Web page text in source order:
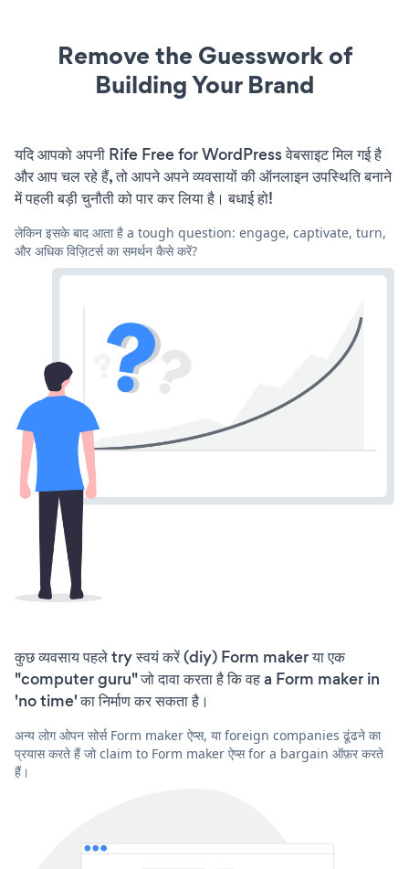
Remove the Guesswork of
Building Your Brand
यदि आपको अपनी Rife Free for WordPress वेबसाइट मिल गई है
और आप चल रहे हैं, तो आपने अपने व्यवसायों की ऑनलाइन उपस्थिति बनाने
में पहली बड़ी चुनौती को पार कर लिया है। बधाई हो!
लेकिन इसके बाद आता है a tough question: engage, captivate, turn,
और अधिक विज़िटर्स का समर्थन कैसे करें?
कुछ व्यवसाय पहले try स्वयं करें (diy) Form maker या एक
"computer guru" जो दावा करता है कि वह a Form maker in
'no time' का निर्माण कर सकता है।
अन्य लोग ओपन सोर्स Form maker ऐप्स, या foreign companies ढूंढने का
प्रयास करते हैं जो claim to Form maker ऐप्स for a bargain ऑफ़र करते
हैं।